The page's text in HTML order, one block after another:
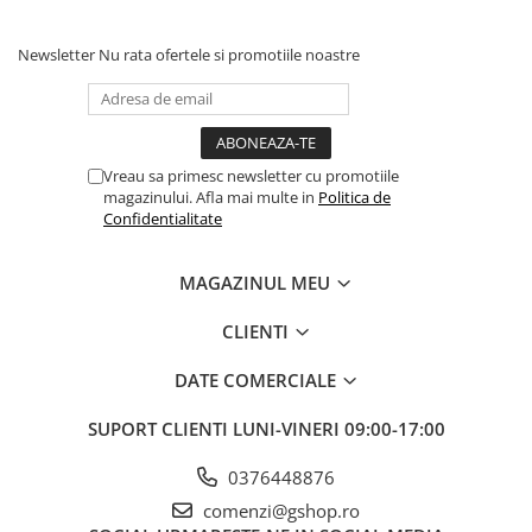
("soricel") cu acumulator Detoolz
Masini de gaurit si insurubat cu
acumulator Detoolz FLEXI POWER
Pistoale de vopsit cu acumulator
Detoolz FLEXI POWER
acumulator Detoolz FLEXI POWER
Generatoare electrice
Generatoare de uz general
Generatoare digitale
Newsletter Nu rata ofertele si promotiile noastre
Vreau sa primesc newsletter cu promotiile
magazinului. Afla mai multe in Politica de
Confidentialitate
MAGAZINUL MEU
CLIENTI
DATE COMERCIALE
SUPORT CLIENTI LUNI-VINERI 09:00-17:00
0376448876
comenzi@gshop.ro